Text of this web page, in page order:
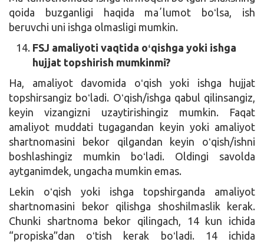
qoida buzganligi haqida maʼlumot boʻlsa, ish
beruvchi uni ishga olmasligi mumkin.
FSJ amaliyoti vaqtida oʻqishga yoki ishga
hujjat topshirish mumkinmi?
Ha, amaliyot davomida oʻqish yoki ishga hujjat
topshirsangiz boʻladi. Oʻqish/ishga qabul qilinsangiz,
keyin vizangizni uzaytirishingiz mumkin. Faqat
amaliyot muddati tugagandan keyin yoki amaliyot
shartnomasini bekor qilgandan keyin oʻqish/ishni
boshlashingiz mumkin boʻladi. Oldingi savolda
aytganimdek, ungacha mumkin emas.
Lekin oʻqish yoki ishga topshirganda amaliyot
shartnomasini bekor qilishga shoshilmaslik kerak.
Chunki shartnoma bekor qilingach, 14 kun ichida
“propiska”dan oʻtish kerak boʻladi. 14 ichida